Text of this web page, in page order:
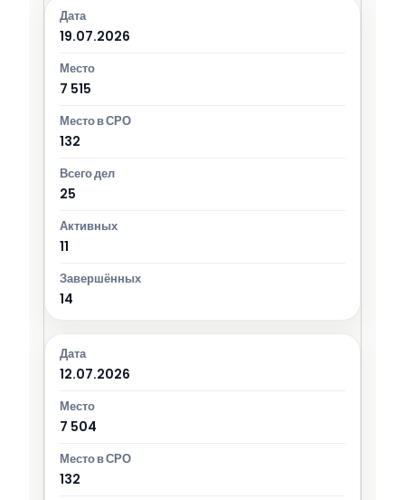
19.07.2026
7 515
132
25
11
14
12.07.2026
7 504
132